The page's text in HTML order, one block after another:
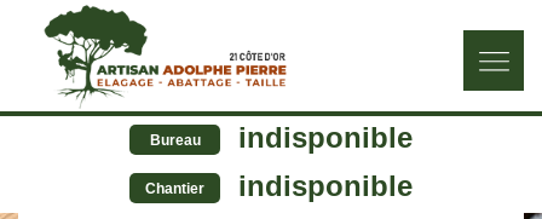
Bureau indisponible
Chantier indisponible